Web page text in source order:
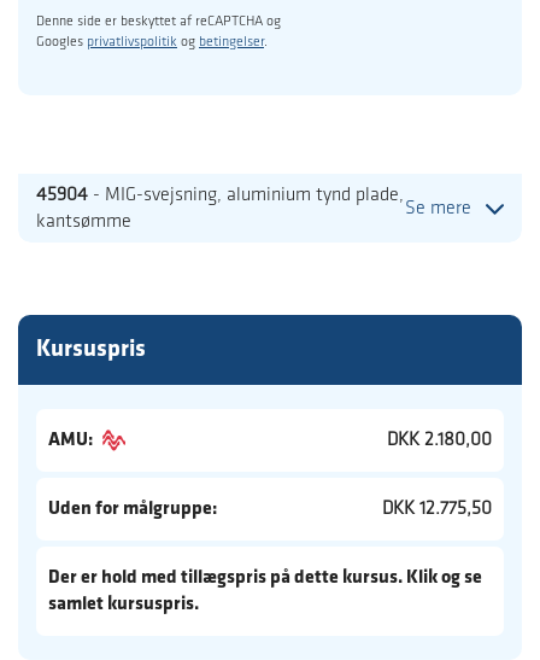
Denne side er beskyttet af reCAPTCHA og
Googles privatlivspolitik og betingelser.
45904 - MIG-svejsning, aluminium tynd plade,
kantsømme
Se mere
Kursuspris
AMU: DKK 2.180,00
Uden for målgruppe: DKK 12.775,50
Der er hold med tillægspris på dette kursus. Klik og se
samlet kursuspris.